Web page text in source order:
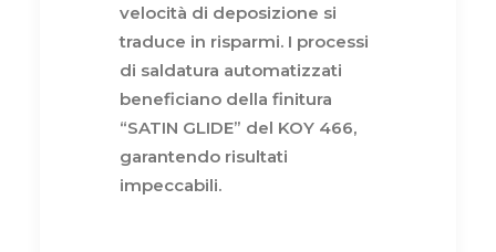
velocità di deposizione si
traduce in risparmi. I processi
di saldatura automatizzati
beneficiano della finitura
“SATIN GLIDE” del KOY 466,
garantendo risultati
impeccabili.